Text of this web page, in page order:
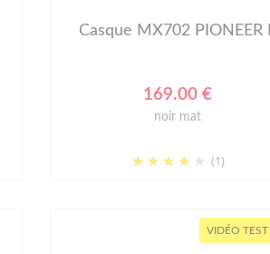
Casque MX702 PIONEER II
169.00 €
noir mat
(1)
VIDÉO TEST